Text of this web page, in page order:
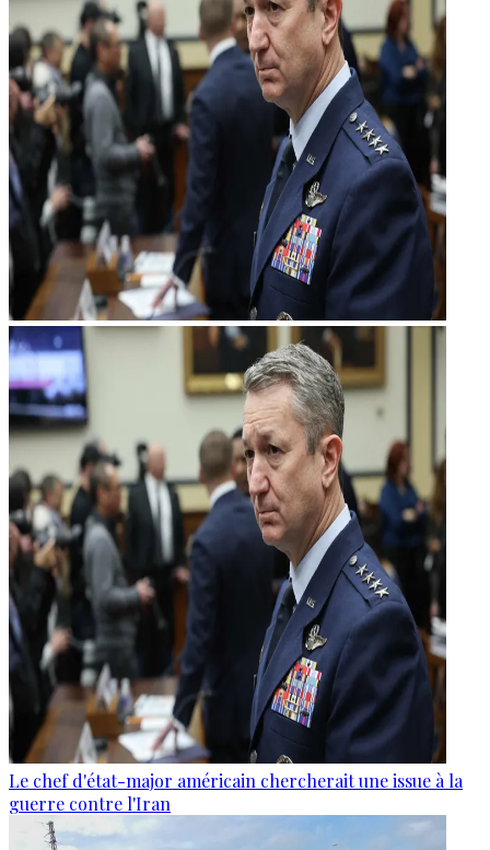
Le chef d'état-major américain chercherait une issue à la
guerre contre l'Iran